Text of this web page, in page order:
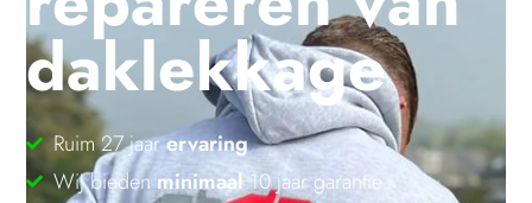
daklekkage
Ruim 27 jaarervaring
Wij biedenminimaal10 jaar garantie